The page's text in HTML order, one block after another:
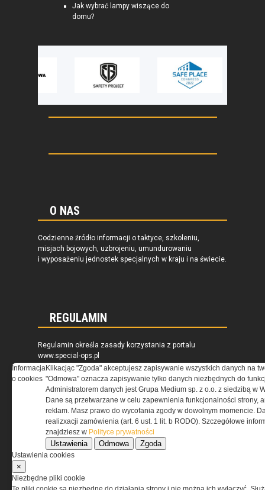
Jak wybrać lampy wiszące do
domu?
O NAS
Codzienne źródło informacji o taktyce, szkoleniu,
misjach bojowych, uzbrojeniu, umundurowaniu
i wyposażeniu jednostek specjalnych w kraju i na świecie.
REGULAMIN
Regulamin określa zasady korzystania z portalu
www.special-ops.pl
Korzystanie z portalu jest równoznaczne
z zaakceptowaniem warunków ustanowionych
przez Grupa MEDIUM Spółka z ograniczoną
odpowiedzialnością Spółka komandytowa, nr KRS:
0000537655, NIP 1132860378, REGON 146393437
(zwana dalej Grupa MEDIUM) w postaci Regulaminu.
Informacja
o cookies
Klikacjąc "Zgoda" akceptujesz zapisywanie wszystkich danych na
"Odmowa" oznacza zapisywanie tylko danych niezbędnych do
Administratorem danych jest Grupa Medium sp. z o.o. z siedzibą w
Dane są przetwarzane w celu zapewnienia funkcjonalności strony,
reklam. Masz prawo do wycofania zgody w dowolnym momencie.
realizxacji zamówienia (art. 6 ust. 1 lit. b RODO). Szczegółowe
znajdziesz w Polityce prywatności
Ustawienia Odmowa Zgoda
Ustawienia cookies
×
Niezbędne pliki cookie